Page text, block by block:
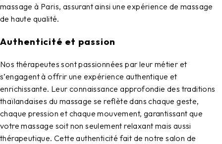
massage à Paris, assurant ainsi une expérience de massage
de haute qualité.
Authenticité et passion
Nos thérapeutes sont passionnées par leur métier et
s’engagent à offrir une expérience authentique et
enrichissante. Leur connaissance approfondie des traditions
thaïlandaises du massage se reflète dans chaque geste,
chaque pression et chaque mouvement, garantissant que
votre massage soit non seulement relaxant mais aussi
thérapeutique. Cette authenticité fait de notresalon de